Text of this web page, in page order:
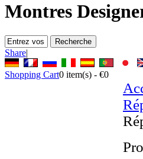
Montres
Share|
Shopping Cart0 item(s) - €0